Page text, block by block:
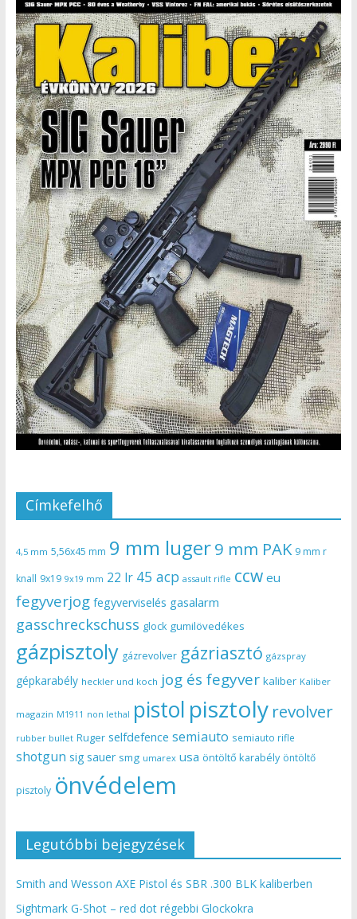
Címkefelhő
4,5 mm 5,56x45 mm 9 mm luger9 mm PAK 9 mm r
knall 9x19 9x19 mm 22 lr 45 acp assault rifle ccw eu
fegyverjog fegyverviselés gasalarm
gasschreckschuss glock gumilövedékes
gázpisztoly gázrevolver gázriasztó gázspray
gépkarabély heckler und koch jog és fegyver kaliber Kaliber
magazin M1911 non lethal pistol pisztoly revolver
rubber bullet Ruger selfdefence semiauto semiauto rifle
shotgun sig sauer smg umarex usa öntöltő karabély öntöltő
pisztoly önvédelem
Legutóbbi bejegyzések
Smith and Wesson AXE Pistol és SBR .300 BLK kaliberben
Sightmark G-Shot – red dot régebbi Glockokra